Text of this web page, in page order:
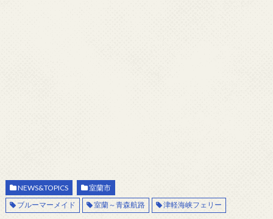
NEWS&TOPICS
室蘭市
ブルーマーメイド
室蘭～青森航路 津軽海峡フェリー